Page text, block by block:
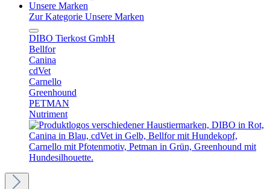
Unsere Marken
Zur Kategorie Unsere Marken
DIBO Tierkost GmbH
Bellfor
Canina
cdVet
Carnello
Greenhound
PETMAN
Nutriment